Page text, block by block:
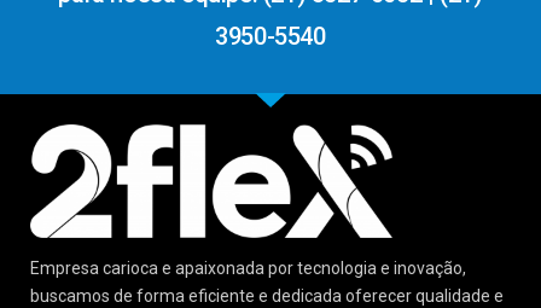
3950-5540
Empresa carioca e apaixonada por tecnologia e inovação,
buscamos de forma eficiente e dedicada oferecer qualidade e